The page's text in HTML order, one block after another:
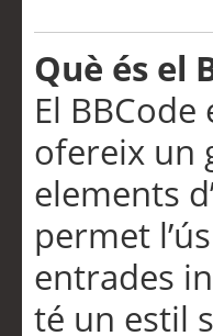
Què és el
El
ofereix un
elements
permet
entrades
té un estil